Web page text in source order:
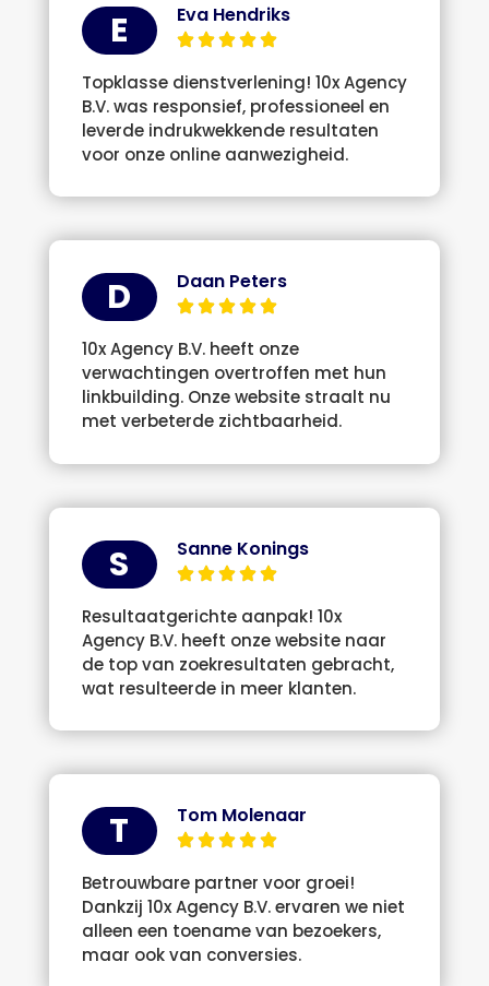
E Eva Hendriks
Topklasse dienstverlening! 10x Agency
B.V. was responsief, professioneel en
leverde indrukwekkende resultaten
voor onze online aanwezigheid.
D Daan Peters
10x Agency B.V. heeft onze
verwachtingen overtroffen met hun
linkbuilding. Onze website straalt nu
met verbeterde zichtbaarheid.
S Sanne Konings
Resultaatgerichte aanpak! 10x
Agency B.V. heeft onze website naar
de top van zoekresultaten gebracht,
wat resulteerde in meer klanten.
T Tom Molenaar
Betrouwbare partner voor groei!
Dankzij 10x Agency B.V. ervaren we niet
alleen een toename van bezoekers,
maar ook van conversies.